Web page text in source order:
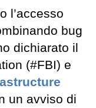
l’accesso
bug
dichiarato il
(#FBI) e
un avviso di